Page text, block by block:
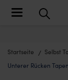
Toggle
Startseite Selbst
Unterer Rücken